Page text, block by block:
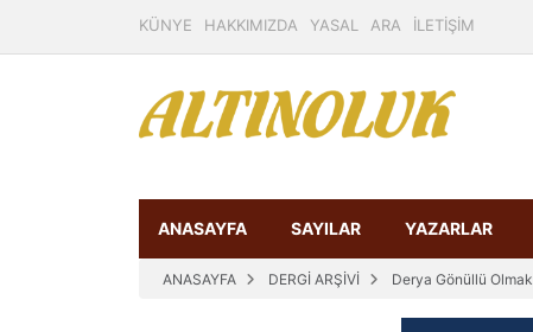
KÜNYE HAKKIMIZDA YASAL ARA İLETİŞİM
ANASAYFA SAYILAR YAZARLAR
ANASAYFA DERGİ ARŞİVİ Derya Gönüllü Olmak